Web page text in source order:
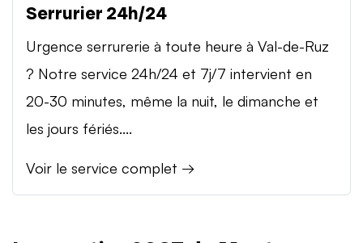
Serrurier 24h/24
Urgence serrurerie à toute heure à Val-de-Ruz
? Notre service 24h/24 et 7j/7 intervient en
20-30 minutes, même la nuit, le dimanche et
les jours fériés....
Voir le service complet →